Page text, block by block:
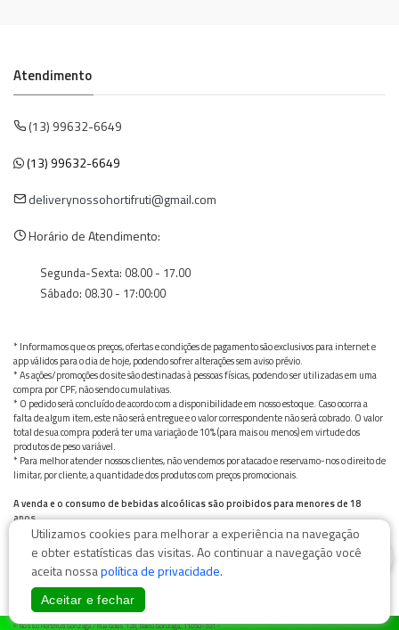
Atendimento
(13) 99632-6649
(13) 99632-6649
deliverynossohortifruti@gmail.com
Horário de Atendimento:
Segunda-Sexta: 08.00 - 17.00
Sábado: 08.30 - 17:00:00
* Informamos que os preços, ofertas e condições de pagamento são exclusivos para internet e
app válidos para o dia de hoje, podendo sofrer alterações sem aviso prévio.
* As ações/promoções do site são destinadas à pessoas físicas, podendo ser utilizadas em uma
compra por CPF, não sendo cumulativas.
* O pedido será concluído de acordo com a disponibilidade em nosso estoque. Caso ocorra a
falta de algum item, este não será entregue e o valor correspondente não será cobrado. O valor
total de sua compra poderá ter uma variação de 10% (para mais ou menos) em virtude dos
produtos de peso variável.
* Para melhor atender nossos clientes, não vendemos por atacado e reservamo-nos o direito de
limitar, por cliente, a quantidade dos produtos com preços promocionais.
A venda e o consumo de bebidas alcoólicas são proibidos para menores de 18
anos.
Bebida alcoólica pode causar dependência química e, em excesso, provoca graves males à saúde.
Beba com moderação
© Nosso Hortifruti Gonzaga / Rua Goiás 128, Bairro Gonzaga, 11050-101 -
Utilizamos cookies para melhorar a experiência na navegação
e obter estatísticas das visitas. Ao continuar a navegação você
aceita nossapolítica de privacidade.
Aceitar e fechar